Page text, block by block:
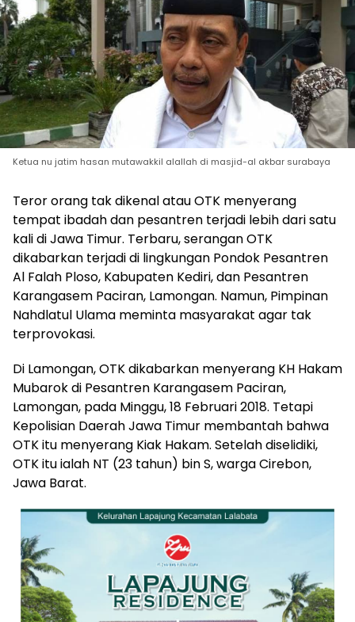
Ketua nu jatim hasan mutawakkil alallah di masjid-al akbar surabaya
Teror orang tak dikenal atau OTK menyerang
tempat ibadah dan pesantren terjadi lebih dari satu
kali di Jawa Timur. Terbaru, serangan OTK
dikabarkan terjadi di lingkungan Pondok Pesantren
Al Falah Ploso, Kabupaten Kediri, dan Pesantren
Karangasem Paciran, Lamongan. Namun, Pimpinan
Nahdlatul Ulama meminta masyarakat agar tak
terprovokasi.
Di Lamongan, OTK dikabarkan menyerang KH Hakam
Mubarok di Pesantren Karangasem Paciran,
Lamongan, pada Minggu, 18 Februari 2018. Tetapi
Kepolisian Daerah Jawa Timur membantah bahwa
OTK itu menyerang Kiak Hakam. Setelah diselidiki,
OTK itu ialah NT (23 tahun) bin S, warga Cirebon,
Jawa Barat.